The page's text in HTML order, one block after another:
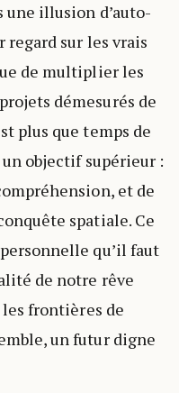
une illusion d’auto-
sur les vrais
de multiplier les
démesurés de
plus que temps de
objectif supérieur :
et de
spatiale. Ce
qu’il faut
de notre rêve
frontières de
un futur digne